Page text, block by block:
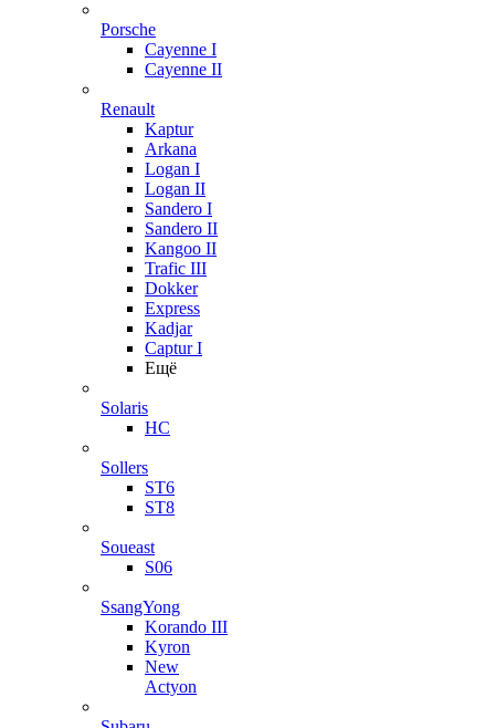
Porsche
Cayenne I
Cayenne II
Renault
Kaptur
Arkana
Logan I
Logan II
Sandero I
Sandero II
Kangoo II
Trafic III
Dokker
Express
Kadjar
Captur I
Ещё
Solaris
HC
Sollers
ST6
ST8
Soueast
S06
SsangYong
Korando III
Kyron
New
Actyon